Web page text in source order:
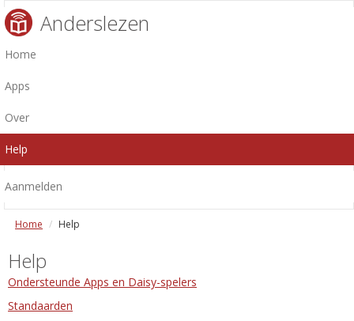
Anderslezen
Home
Apps
Over
Help
Aanmelden
Home Help
Help
Ondersteunde Apps en Daisy-spelers
Standaarden